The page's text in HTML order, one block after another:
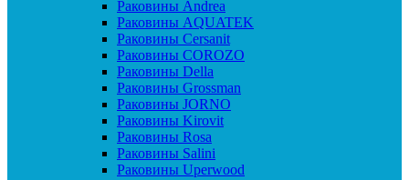
Раковины Andrea
Раковины AQUATEK
Раковины Cersanit
Раковины COROZO
Раковины Della
Раковины Grossman
Раковины JORNO
Раковины Kirovit
Раковины Rosa
Раковины Salini
Раковины Uperwood